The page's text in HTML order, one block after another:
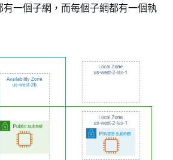
有一個子網，而每個子網都有一個執